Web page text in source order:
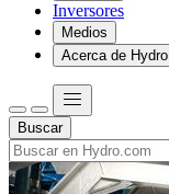
Inversores
Medios
Acerca de Hydro
Buscar